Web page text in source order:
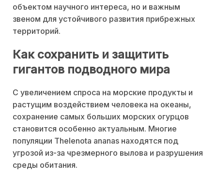
объектом научного интереса, но и важным
звеном для устойчивого развития прибрежных
территорий.
Как сохранить и защитить
гигантов подводного мира
С увеличением спроса на морские продукты и
растущим воздействием человека на океаны,
сохранение самых больших морских огурцов
становится особенно актуальным. Многие
популяции Thelenota ananas находятся под
угрозой из-за чрезмерного вылова и разрушения
среды обитания.